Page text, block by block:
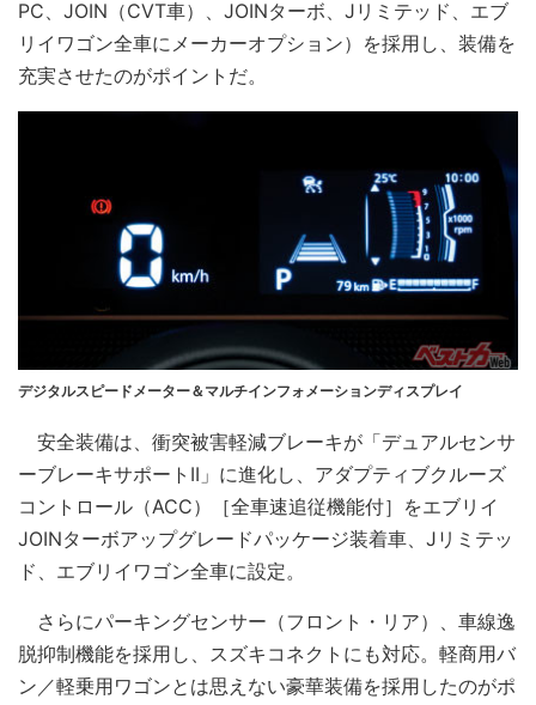
PC、JOIN（CVT車）、JOINターボ、Jリミテッド、エブ
リイワゴン全車にメーカーオプション）を採用し、装備を
充実させたのがポイントだ。
デジタルスピードメーター＆マルチインフォメーションディスプレイ
安全装備は、衝突被害軽減ブレーキが「デュアルセンサ
ーブレーキサポートII」に進化し、アダプティブクルーズ
コントロール（ACC）［全車速追従機能付］をエブリイ
JOINターボアップグレードパッケージ装着車、Jリミテッ
ド、エブリイワゴン全車に設定。
さらにパーキングセンサー（フロント・リア）、車線逸
脱抑制機能を採用し、スズキコネクトにも対応。軽商用バ
ン／軽乗用ワゴンとは思えない豪華装備を採用したのがポ